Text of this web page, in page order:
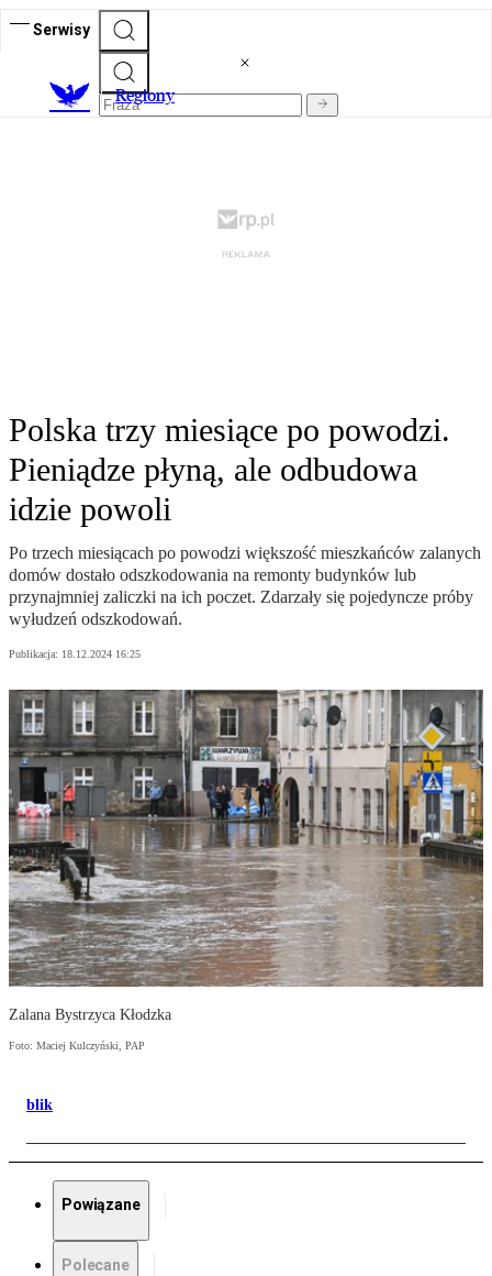
Serwisy
Regiony
Polska trzy miesiące po powodzi.
Pieniądze płyną, ale odbudowa
idzie powoli
Po trzech miesiącach po powodzi większość mieszkańców zalanych
domów dostało odszkodowania na remonty budynków lub
przynajmniej zaliczki na ich poczet. Zdarzały się pojedyncze próby
wyłudzeń odszkodowań.
Publikacja: 18.12.2024 16:25
Zalana Bystrzyca Kłodzka
Foto: Maciej Kulczyński, PAP
blik
Powiązane
Polecane